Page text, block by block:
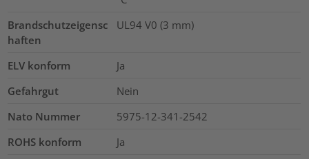
Brandschutzeigensc
haften
UL94 V0 (3 mm)
ELV konform
Ja
Gefahrgut
Nein
Nato Nummer
5975-12-341-2542
ROHS konform
Ja